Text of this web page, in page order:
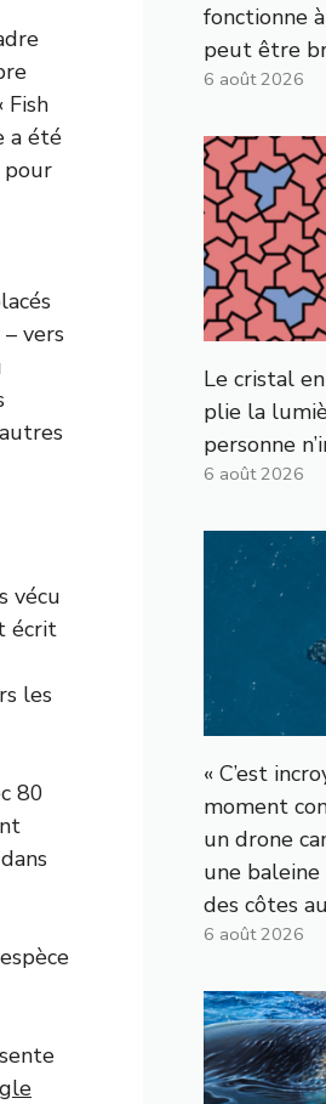
Fish
a été
pour
vers
vécu
écrit
les
80
fonctionne
peut être
6 août 2026
Le cristal
plie la
personne
6 août 2026
« C’est
moment
un drone
une baleine
des côtes
6 août 2026